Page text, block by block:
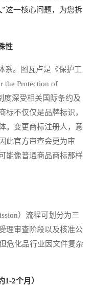
”这一核心问题，为您拆
性
。图瓦卢是《保护工
the Protection of
度深受相关国际条约及
标不仅仅是品牌标识，
。变更商标注册人，意
此官方审查会更为审
能像普通商品商标那样
）流程可划分为三
理审查阶段以及核准公
危化品行业因文件复杂
2个月）